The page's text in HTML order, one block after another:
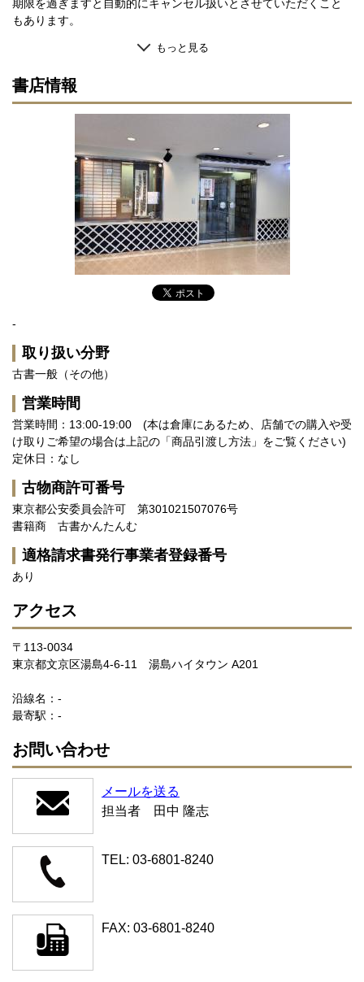
期限を過ぎますと自動的にキャンセル扱いとさせていただくこと
もあります。
もっと見る
書店情報
-
取り扱い分野
古書一般（その他）
営業時間
営業時間：13:00-19:00 (本は倉庫にあるため、店舗での購入や受
け取りご希望の場合は上記の「商品引渡し方法」をご覧ください)
定休日：なし
古物商許可番号
東京都公安委員会許可 第301021507076号
書籍商 古書かんたんむ
適格請求書発行事業者登録番号
あり
アクセス
〒113-0034
東京都文京区湯島4-6-11 湯島ハイタウン A201
沿線名：-
最寄駅：-
お問い合わせ
メールを送る
担当者 田中 隆志
TEL: 03-6801-8240
FAX: 03-6801-8240